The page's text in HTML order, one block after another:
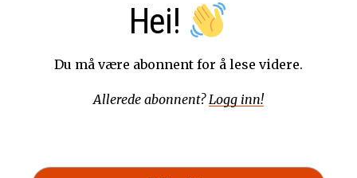
Hei!
Du må være abonnent for å lese videre.
Allerede abonnent?Logg inn!